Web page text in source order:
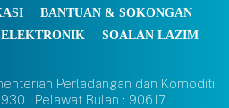
BANTUAN & SOKONGAN
SOALAN LAZIM
Perladangan dan Komoditi
| Pelawat Bulan : 90617